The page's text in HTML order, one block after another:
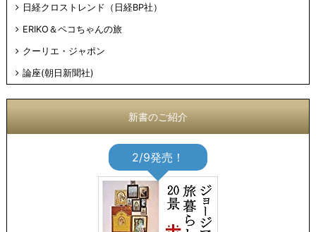
日経クロストレンド（日経BP社）
ERIKO＆ペコちゃんの旅
クーリエ・ジャポン
論座(朝日新聞社)
新書のご紹介
2/9発売！